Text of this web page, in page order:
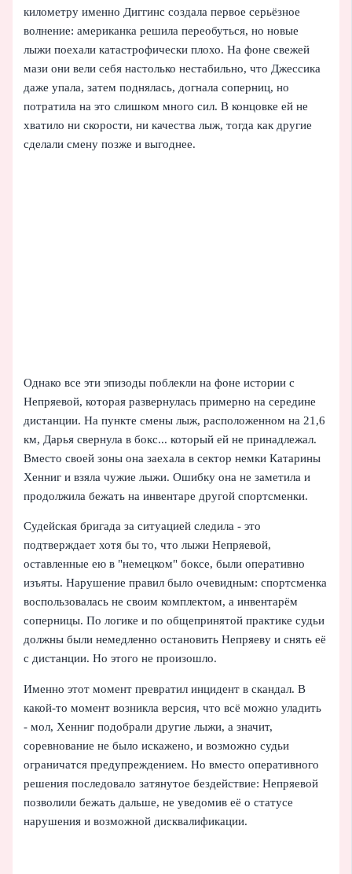
километру именно Диггинс создала первое серьёзное
волнение: американка решила переобуться, но новые
лыжи поехали катастрофически плохо. На фоне свежей
мази они вели себя настолько нестабильно, что Джессика
даже упала, затем поднялась, догнала соперниц, но
потратила на это слишком много сил. В концовке ей не
хватило ни скорости, ни качества лыж, тогда как другие
сделали смену позже и выгоднее.
Однако все эти эпизоды поблекли на фоне истории с
Непряевой, которая развернулась примерно на середине
дистанции. На пункте смены лыж, расположенном на 21,6
км, Дарья свернула в бокс... который ей не принадлежал.
Вместо своей зоны она заехала в сектор немки Катарины
Хенниг и взяла чужие лыжи. Ошибку она не заметила и
продолжила бежать на инвентаре другой спортсменки.
Судейская бригада за ситуацией следила - это
подтверждает хотя бы то, что лыжи Непряевой,
оставленные ею в "немецком" боксе, были оперативно
изъяты. Нарушение правил было очевидным: спортсменка
воспользовалась не своим комплектом, а инвентарём
соперницы. По логике и по общепринятой практике судьи
должны были немедленно остановить Непряеву и снять её
с дистанции. Но этого не произошло.
Именно этот момент превратил инцидент в скандал. В
какой‑то момент возникла версия, что всё можно уладить
- мол, Хенниг подобрали другие лыжи, а значит,
соревнование не было искажено, и возможно судьи
ограничатся предупреждением. Но вместо оперативного
решения последовало затянутое бездействие: Непряевой
позволили бежать дальше, не уведомив её о статусе
нарушения и возможной дисквалификации.